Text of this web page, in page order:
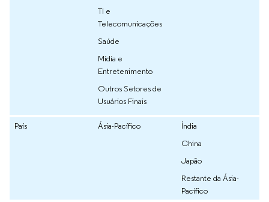
TI e
Telecomunicações
Saúde
Mídia e
Entretenimento
Outros Setores de
Usuários Finais
País Ásia-Pacífico
Índia
China
Japão
Restante da Ásia-
Pacífico